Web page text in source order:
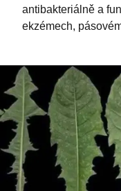
antibakteriálně a
ekzémech,